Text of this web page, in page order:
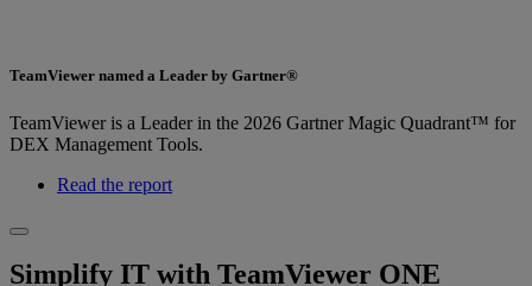
TeamViewer named a Leader by Gartner®
TeamViewer is a Leader in the 2026 Gartner Magic Quadrant™ for
DEX Management Tools.
Read the report
Simplify IT with TeamViewer ONE